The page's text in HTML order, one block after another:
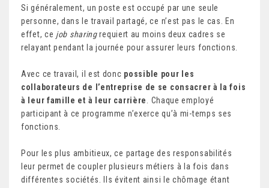
Si généralement, un poste est occupé par une seule
personne, dans le travail partagé, ce n’est pas le cas. En
effet, ce job sharingrequiert au moins deux cadres se
relayant pendant la journée pour assurer leurs fonctions.
Avec ce travail, il est donc possible pour les
collaborateurs de l’entreprise de se consacrer à la fois
à leur famille et à leur carrière
. Chaque employé
participant à ce programme n’exerce qu’à mi-temps ses
fonctions.
Pour les plus ambitieux, ce partage des responsabilités
leur permet de coupler plusieurs métiers à la fois dans
différentes sociétés. Ils évitent ainsi le chômage étant